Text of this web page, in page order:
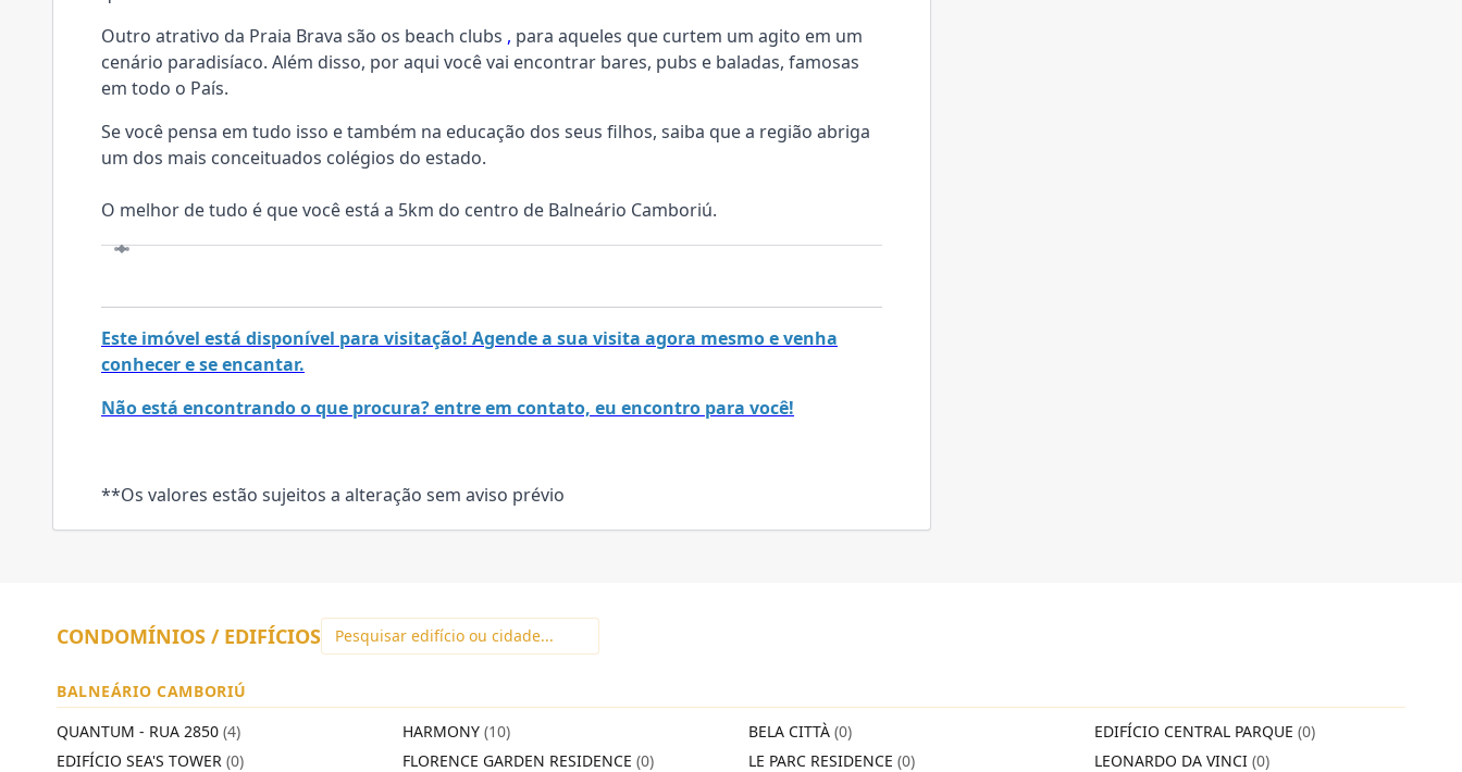
Outro atrativo da Praia Brava são os beach clubs , para aqueles que curtem um agito em um
cenário paradisíaco. Além disso, por aqui você vai encontrar bares, pubs e baladas, famosas
em todo o País.
Se você pensa em tudo isso e também na educação dos seus filhos, saiba que a região abriga
um dos mais conceituados colégios do estado.
O melhor de tudo é que você está a 5km do centro de Balneário Camboriú.
Este imóvel está disponível para visitação! Agende a sua visita agora mesmo e venha
conhecer e se encantar.
Não está encontrando o que procura? entre em contato, eu encontro para você!
**Os valores estão sujeitos a alteração sem aviso prévio
CONDOMÍNIOS / EDIFÍCIOS
BALNEÁRIO CAMBORIÚ
QUANTUM - RUA 2850 (4) HARMONY (10) BELA CITTÀ (0) EDIFÍCIO CENTRAL PARQUE (0)
EDIFÍCIO SEA'S TOWER (0) FLORENCE GARDEN RESIDENCE (0) LE PARC RESIDENCE (0) LEONARDO DA VINCI (0)